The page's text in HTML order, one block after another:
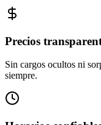
Precios
Sin cargos ocultos ni
siempre.